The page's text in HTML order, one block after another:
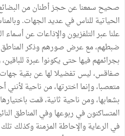
صحيح سمعنا عن حجز أطنان من البضائع
الحياتية للناس في عديد الجهات.
علنا عبر التلفزيون والإذاعات عن
ضبطهم، مع عرض صورهم وذكر المناطق
بجرائمهم فيها حتى يكونوا عبرة
صفاقس، ليس تفضيلا لها عن بقية جهات
متعصبا، وإنما اخترتها، من ناحية لأنني
بشعابها، ومن ناحية ثانية، قمت
المتساكنون في ربوعها وفي المناطق
في الرعاية والإحاطة المزمنة وكذلك